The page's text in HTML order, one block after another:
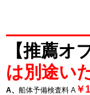
【推薦
は別途い
A、 船体予備検査料 A ￥